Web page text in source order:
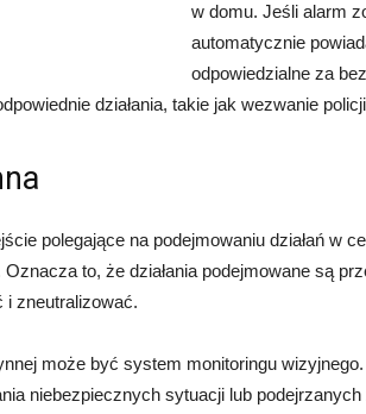
w domu. Jeśli alarm
automatycznie
odpowiedzialne za
działania, takie jak wezwanie
polegające na podejmowaniu działań w
to, że działania podejmowane są
i zneutralizować.
może być system monitoringu
niebezpiecznych sytuacji lub